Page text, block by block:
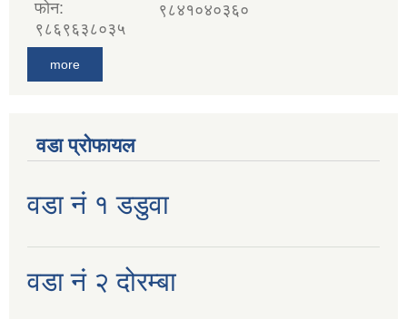
फोन:
९८६९६३८०३५
९८४१०४०३६०
more
वडा प्रोफायल
वडा नं १ डडुवा
वडा नं २ दोरम्बा